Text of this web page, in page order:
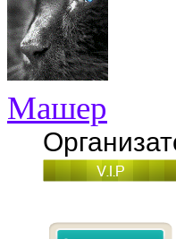
Машер